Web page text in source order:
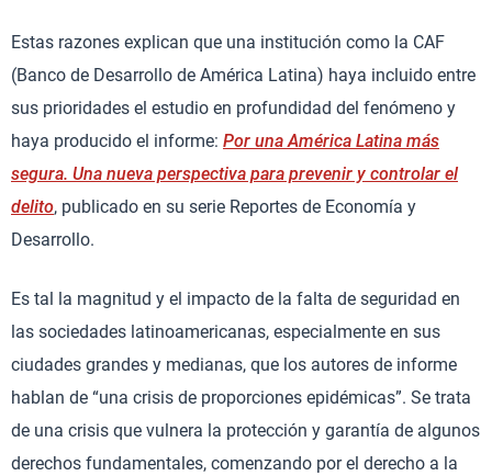
Estas razones explican que una institución como la CAF
(Banco de Desarrollo de América Latina) haya incluido entre
sus prioridades el estudio en profundidad del fenómeno y
haya producido el informe: Por una América Latina más
segura. Una nueva perspectiva para prevenir y controlar el
delito, publicado en su serie Reportes de Economía y
Desarrollo.
Es tal la magnitud y el impacto de la falta de seguridad en
las sociedades latinoamericanas, especialmente en sus
ciudades grandes y medianas, que los autores de informe
hablan de “una crisis de proporciones epidémicas”. Se trata
de una crisis que vulnera la protección y garantía de algunos
derechos fundamentales, comenzando por el derecho a la